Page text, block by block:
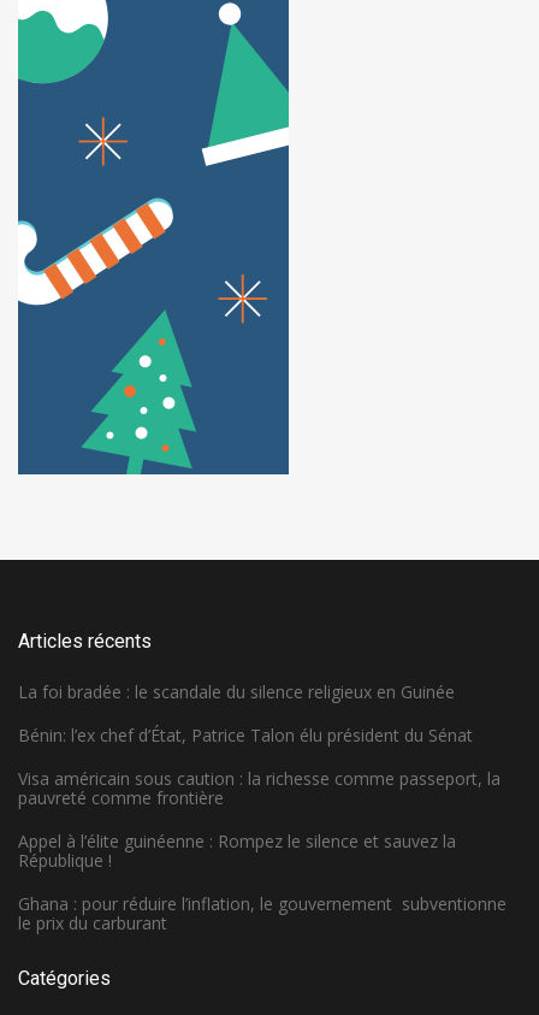
Articles récents
La foi bradée : le scandale du silence religieux en Guinée
Bénin: l’ex chef d’État, Patrice Talon élu président du Sénat
Visa américain sous caution : la richesse comme passeport, la
pauvreté comme frontière
Appel à l’élite guinéenne : Rompez le silence et sauvez la
République !
Ghana : pour réduire l’inflation, le gouvernement subventionne
le prix du carburant
Catégories